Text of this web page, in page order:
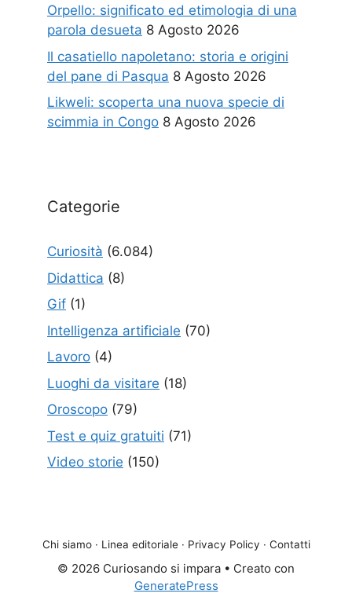
Orpello: significato ed etimologia di una
parola desueta 8 Agosto 2026
Il casatiello napoletano: storia e origini
del pane di Pasqua 8 Agosto 2026
Likweli: scoperta una nuova specie di
scimmia in Congo 8 Agosto 2026
Categorie
Curiosità (6.084)
Didattica (8)
Gif (1)
Intelligenza artificiale (70)
Lavoro (4)
Luoghi da visitare (18)
Oroscopo (79)
Test e quiz gratuiti (71)
Video storie (150)
Chi siamo · Linea editoriale · Privacy Policy · Contatti
© 2026 Curiosando si impara • Creato con
GeneratePress